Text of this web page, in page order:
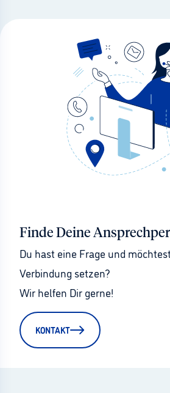
Finde Deine
Du hast eine Frage und
Verbindung setzen?
Wir helfen Dir gerne!
KONTAKT